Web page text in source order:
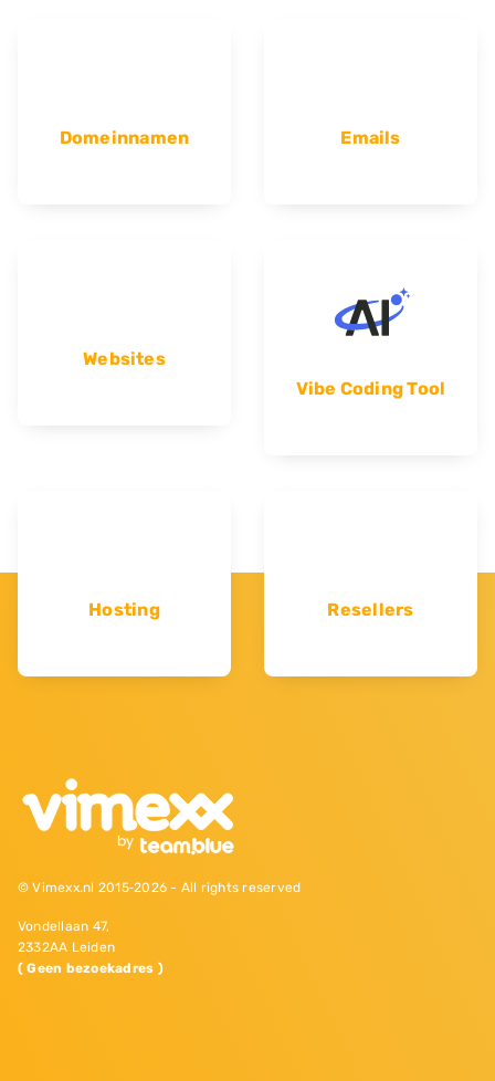
Domeinnamen Emails
Websites
Vibe Coding Tool
Hosting Resellers
© Vimexx.nl 2015‐2026 - All rights reserved
Vondellaan 47,
2332AA Leiden
( Geen bezoekadres )